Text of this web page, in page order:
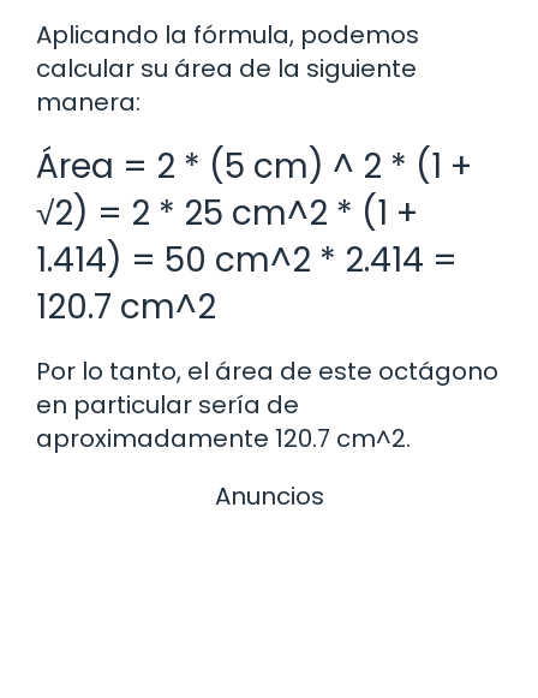
Aplicando la fórmula, podemos
calcular su área de la siguiente
manera:
Área = 2 * (5 cm) ^ 2 * (1 +
√2) = 2 * 25 cm^2 * (1 +
1.414) = 50 cm^2 * 2.414 =
120.7 cm^2
Por lo tanto, el área de este octágono
en particular sería de
aproximadamente 120.7 cm^2.
Anuncios